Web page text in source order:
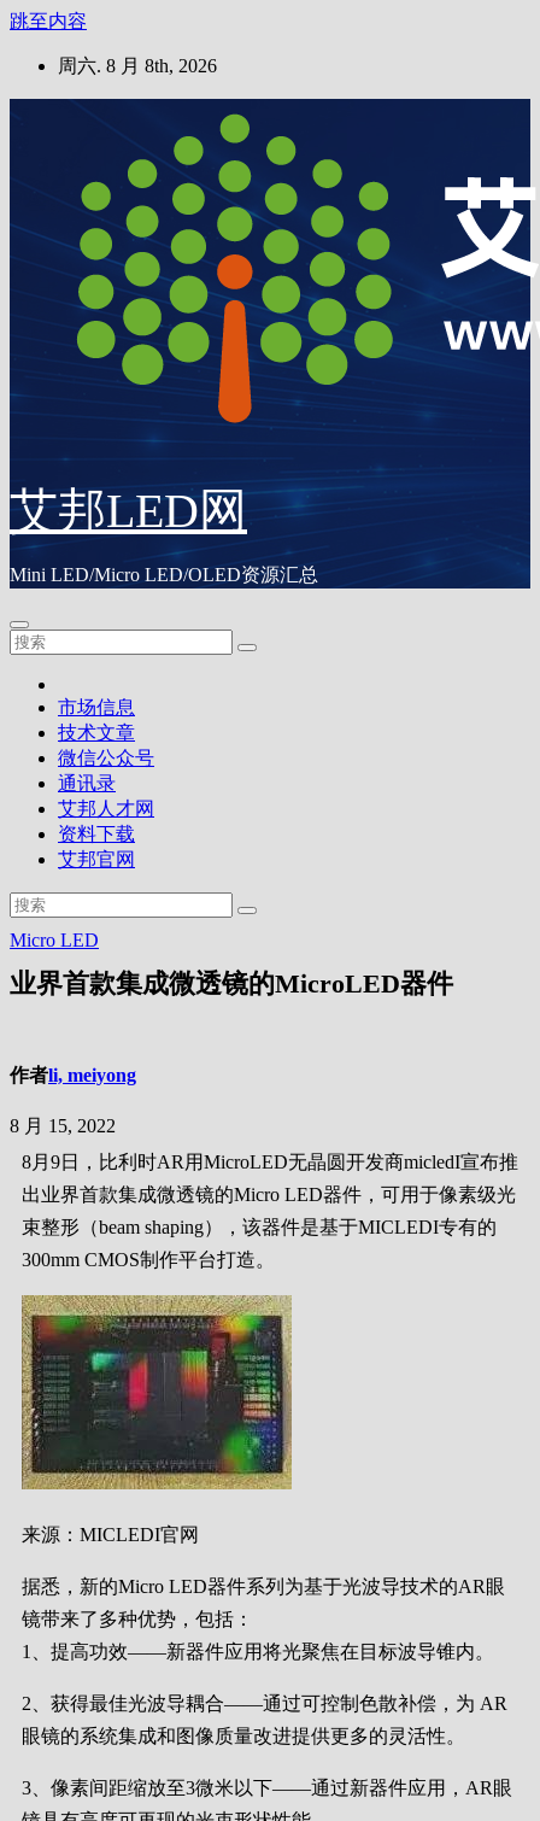
跳至内容
周六. 8 月 8th, 2026
艾邦LED网
Mini LED/Micro LED/OLED资源汇总
市场信息
技术文章
微信公众号
通讯录
艾邦人才网
资料下载
艾邦官网
Micro LED
业界首款集成微透镜的MicroLED器件
作者li, meiyong
8 月 15, 2022
8月9日，比利时AR用MicroLED无晶圆开发商micledI宣布推
出业界首款集成微透镜的Micro LED器件，可用于像素级光
束整形（beam shaping），该器件是基于MICLEDI专有的
300mm CMOS制作平台打造。
来源：MICLEDI官网
据悉，新的Micro LED器件系列为基于光波导技术的AR眼
镜带来了多种优势，包括：
1、提高功效——新器件应用将光聚焦在目标波导锥内。
2、获得最佳光波导耦合——通过可控制色散补偿，为 AR
眼镜的系统集成和图像质量改进提供更多的灵活性。
3、像素间距缩放至3微米以下——通过新器件应用，AR眼